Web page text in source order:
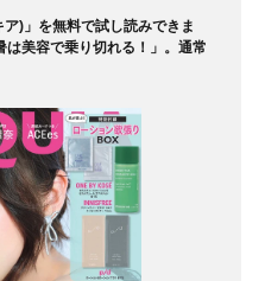
)」を無料で試し読みできま
美容で乗り切れる！」。通常